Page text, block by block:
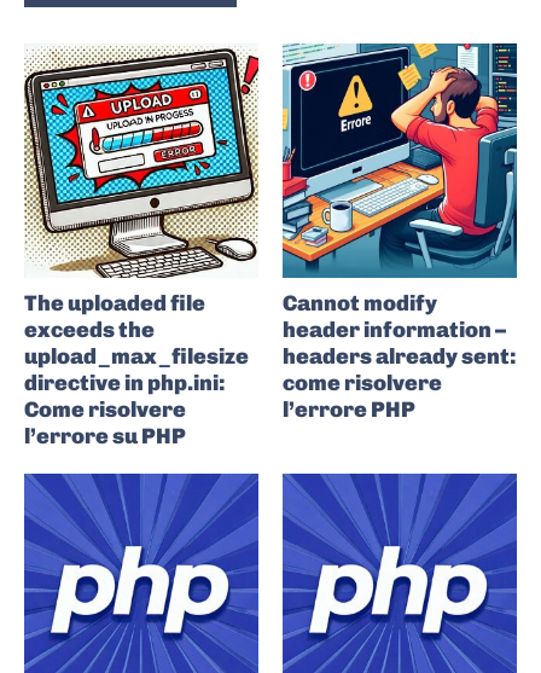
The uploaded file
exceeds the
upload_max_filesize
directive in php.ini:
Come risolvere
l’errore su PHP
Cannot modify
header information –
headers already sent:
come risolvere
l’errore PHP